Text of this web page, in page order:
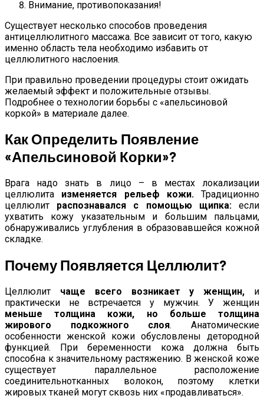
Внимание, противопоказания!
Существует несколько способов проведения
антицеллюлитного массажа. Все зависит от того, какую
именно область тела необходимо избавить от
целлюлитного наслоения.
При правильно проведении процедуры стоит ожидать
желаемый эффект и положительные отзывы.
Подробнее о технологии борьбы с «апельсиновой
коркой» в материале далее.
Как Определить Появление
«апельсиновой Корки»?
Врага надо знать в лицо – в местах локализации
целлюлита изменяется рельеф кожи.Традиционно
целлюлит распознавался с помощью щипка:если
ухватить кожу указательным и большим пальцами,
обнаруживались углубления в образовавшейся кожной
складке.
Почему Появляется Целлюлит?
Целлюлит чаще всего возникает у женщин, и
практически не встречается у мужчин. У женщин
меньше толщина кожи, но больше толщина
жирового подкожного слоя. Анатомические
особенности женской кожи обусловлены детородной
функцией. При беременности кожа должна быть
способна к значительному растяжению. В женской коже
существует параллельное расположение
соединительнотканных волокон, поэтому клетки
жировых тканей могут сквозь них «продавливаться».